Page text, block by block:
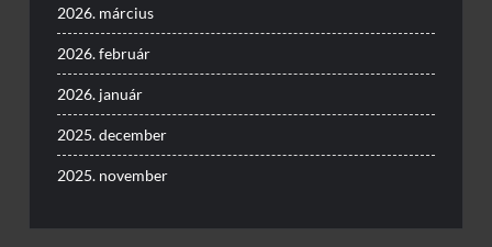
2026. március
2026. február
2026. január
2025. december
2025. november